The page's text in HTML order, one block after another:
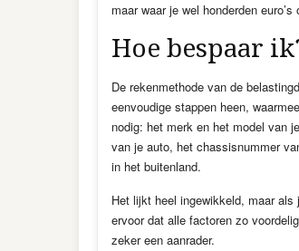
maar waar je wel honderden
Hoe bespaar
De rekenmethode van de
eenvoudige stappen heen,
nodig: het merk en het model van
van je auto, het chassisnummer
in het buitenland.
Het lijkt heel ingewikkeld, maar
ervoor dat alle factoren zo
zeker een aanrader.